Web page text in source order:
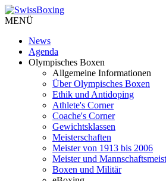
MENÜ
News
Agenda
Olympisches Boxen
Allgemeine Informationen
Über Olympisches Boxen
Ethik und Antidoping
Athlete's Corner
Coache's Corner
Gewichtsklassen
Meisterschaften
Meister von 1913 bis 2006
Meister und
Boxen und Militär